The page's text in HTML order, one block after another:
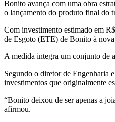
Bonito avança com uma obra
o lançamento do produto final do
Com investimento estimado em
de Esgoto (ETE) de Bonito à
A medida integra um conjunto de
Segundo o diretor de Engenharia
investimentos que originalmente
“Bonito deixou de ser apenas a
afirmou.